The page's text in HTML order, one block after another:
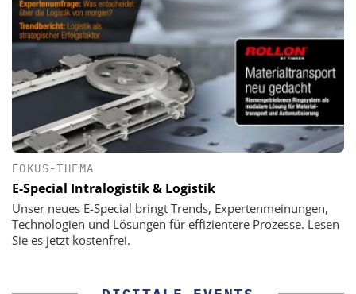
FOKUS-THEMA
E-Special Intralogistik & Logistik
Unser neues E-Special bringt Trends, Expertenmeinungen,
Technologien und Lösungen für effizientere Prozesse. Lesen
Sie es jetzt kostenfrei.